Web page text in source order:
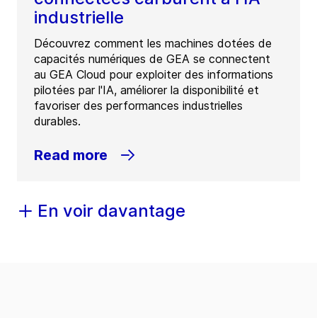
industrielle
Découvrez comment les machines dotées de
capacités numériques de GEA se connectent
au GEA Cloud pour exploiter des informations
pilotées par l'IA, améliorer la disponibilité et
favoriser des performances industrielles
durables.
Read more
En voir davantage